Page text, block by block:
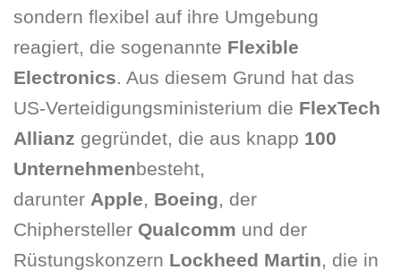
sondern flexibel auf ihre Umgebung
reagiert, die sogenannte Flexible
Electronics. Aus diesem Grund hat das
US-Verteidigungsministerium die FlexTech
Allianz gegründet, die aus knapp 100
Unternehmenbesteht,
darunter Apple, Boeing, der
Chiphersteller Qualcomm und der
Rüstungskonzern Lockheed Martin, die in